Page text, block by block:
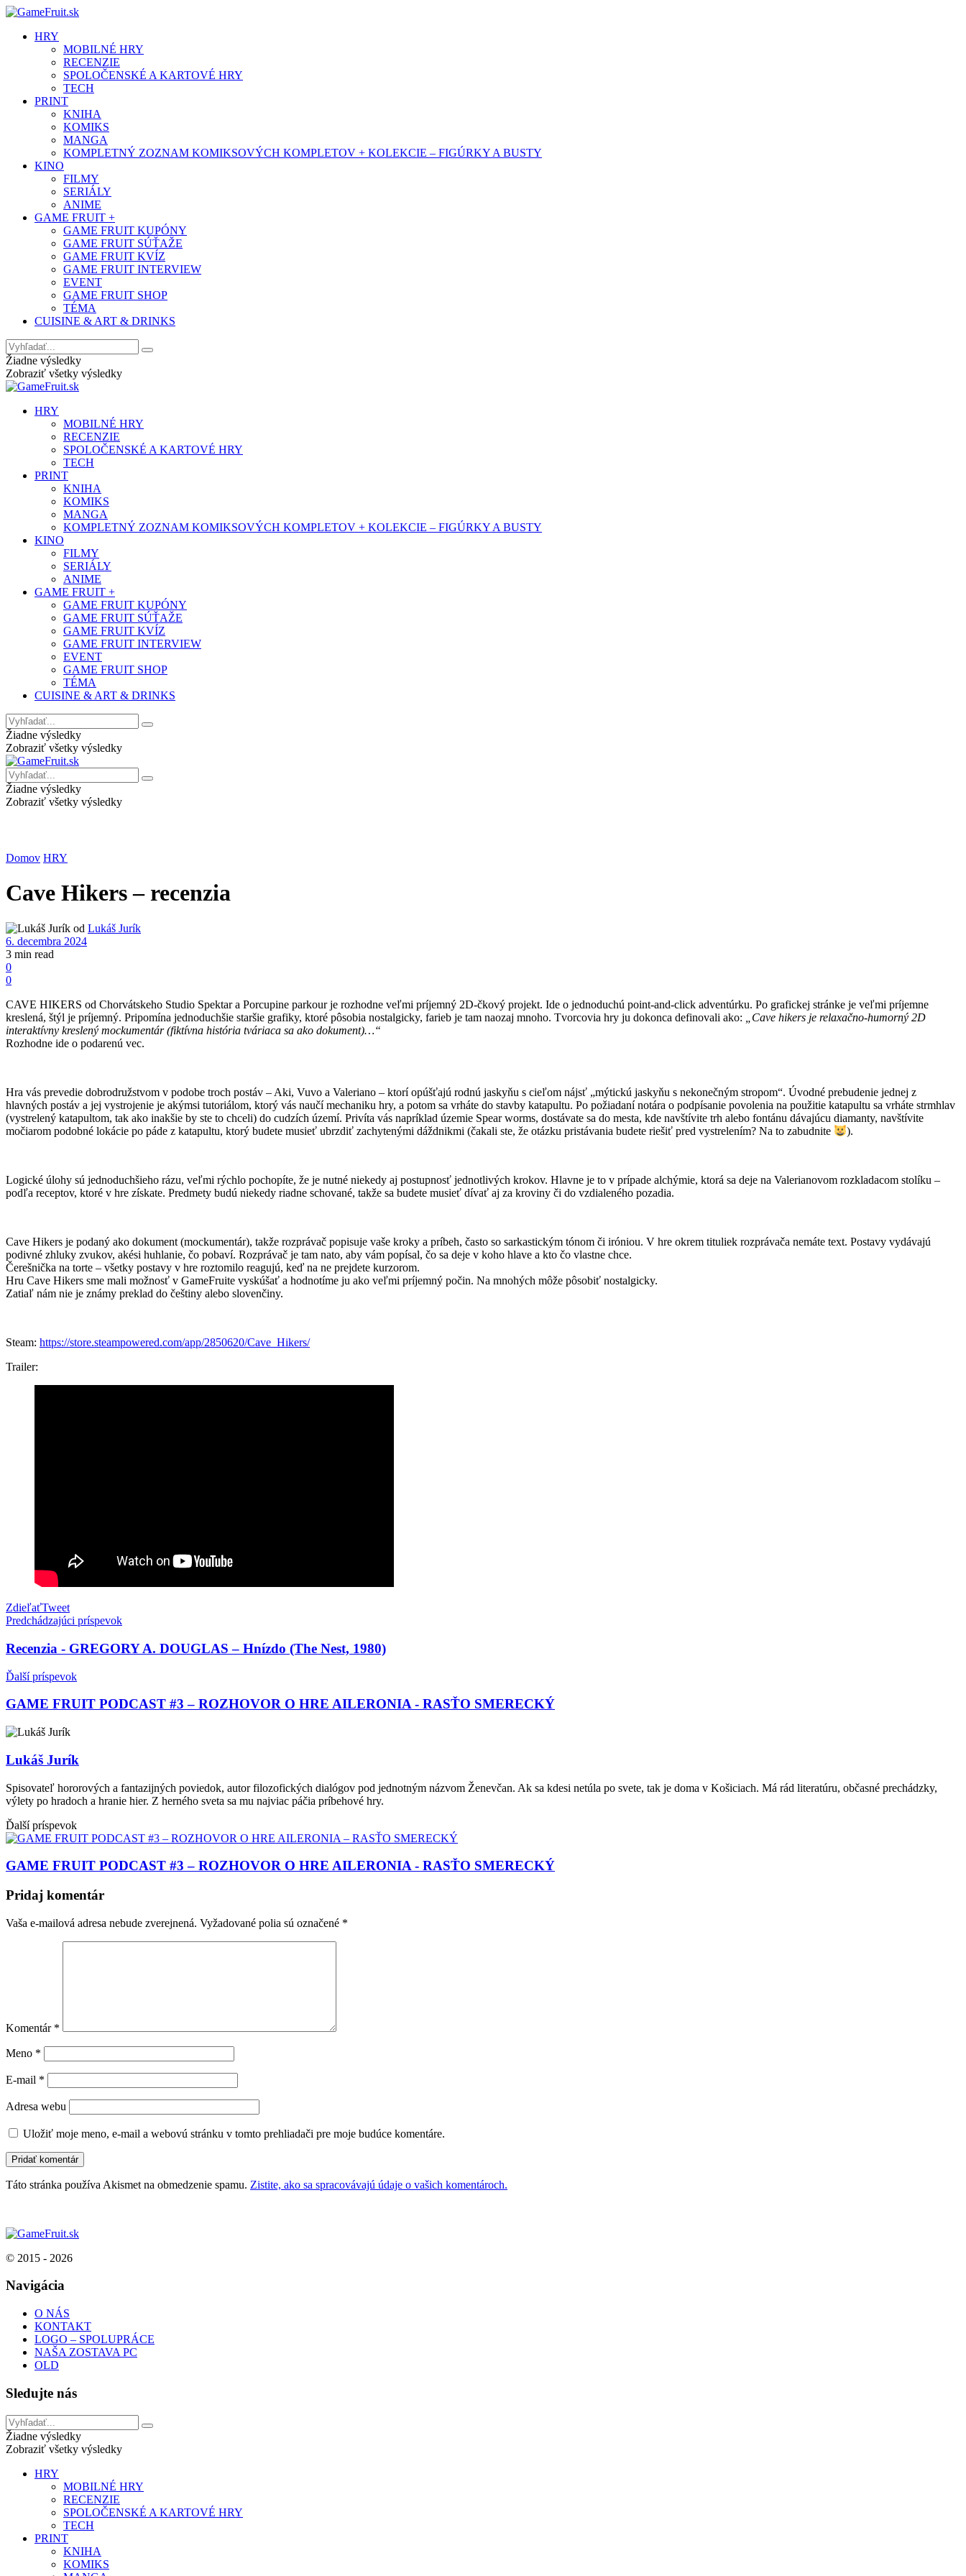
HRY
MOBILNÉ HRY
RECENZIE
SPOLOČENSKÉ A KARTOVÉ HRY
TECH
PRINT
KNIHA
KOMIKS
MANGA
KOMPLETNÝ ZOZNAM KOMIKSOVÝCH KOMPLETOV + KOLEKCIE – FIGÚRKY A BUSTY
KINO
FILMY
SERIÁLY
ANIME
GAME FRUIT +
GAME FRUIT KUPÓNY
GAME FRUIT SÚŤAŽE
GAME FRUIT KVÍZ
GAME FRUIT INTERVIEW
EVENT
GAME FRUIT SHOP
TÉMA
CUISINE & ART & DRINKS
Žiadne výsledky
Zobraziť všetky výsledky
HRY
MOBILNÉ HRY
RECENZIE
SPOLOČENSKÉ A KARTOVÉ HRY
TECH
PRINT
KNIHA
KOMIKS
MANGA
KOMPLETNÝ ZOZNAM KOMIKSOVÝCH KOMPLETOV + KOLEKCIE – FIGÚRKY A BUSTY
KINO
FILMY
SERIÁLY
ANIME
GAME FRUIT +
GAME FRUIT KUPÓNY
GAME FRUIT SÚŤAŽE
GAME FRUIT KVÍZ
GAME FRUIT INTERVIEW
EVENT
GAME FRUIT SHOP
TÉMA
CUISINE & ART & DRINKS
Žiadne výsledky
Zobraziť všetky výsledky
Žiadne výsledky
Zobraziť všetky výsledky
Domov HRY
Cave Hikers – recenzia
od Lukáš Jurík
6. decembra 2024
3 min read
0
0
CAVE HIKERS od Chorvátskeho Studio Spektar a Porcupine parkour je rozhodne veľmi príjemný 2D-čkový projekt. Ide o jednoduchú point-and-click adventúrku. Po grafickej stránke je veľmi príjemne
kreslená, štýl je príjemný. Pripomína jednoduchšie staršie grafiky, ktoré pôsobia nostalgicky, farieb je tam naozaj mnoho. Tvorcovia hry ju dokonca definovali ako:
„Cave hikers je relaxačno-humorný 2D
interaktívny kreslený mockumentár (fiktívna história tváriaca sa ako dokument)…“
Rozhodne ide o podarenú vec.
Hra vás prevedie dobrodružstvom v podobe troch postáv – Aki, Vuvo a Valeriano – ktorí opúšťajú rodnú jaskyňu s cieľom nájsť „mýtickú jaskyňu s nekonečným stropom“. Úvodné prebudenie jednej z
hlavných postáv a jej vystrojenie je akýmsi tutoriálom, ktorý vás naučí mechaniku hry, a potom sa vrháte do stavby katapultu. Po požiadaní notára o podpísanie povolenia na použitie katapultu sa vrháte strmhlav
(vystrelený katapultom, tak ako inakšie by ste to chceli) do cudzích území. Privíta vás napríklad územie Spear worms, dostávate sa do mesta, kde navštívite trh alebo fontánu dávajúcu diamanty, navštívite
močiarom podobné lokácie po páde z katapultu, ktorý budete musieť ubrzdiť zachytenými dáždnikmi (čakali ste, že otázku pristávania budete riešiť pred vystrelením? Na to zabudnite
).
Logické úlohy sú jednoduchšieho rázu, veľmi rýchlo pochopíte, že je nutné niekedy aj postupnosť jednotlivých krokov. Hlavne je to v prípade alchýmie, ktorá sa deje na Valerianovom rozkladacom stolíku –
podľa receptov, ktoré v hre získate. Predmety budú niekedy riadne schované, takže sa budete musieť dívať aj za kroviny či do vzdialeného pozadia.
Cave Hikers je podaný ako dokument (mockumentár), takže rozprávač popisuje vaše kroky a príbeh, často so sarkastickým tónom či iróniou. V hre okrem tituliek rozprávača nemáte text. Postavy vydávajú
podivné zhluky zvukov, akési huhlanie, čo pobaví. Rozprávač je tam nato, aby vám popísal, čo sa deje v koho hlave a kto čo vlastne chce.
Čerešnička na torte – všetky postavy v hre roztomilo reagujú, keď na ne prejdete kurzorom.
Hru Cave Hikers sme mali možnosť v GameFruite vyskúšať a hodnotíme ju ako veľmi príjemný počin. Na mnohých môže pôsobiť nostalgicky.
Zatiaľ nám nie je známy preklad do češtiny alebo slovenčiny.
Steam: https://store.steampowered.com/app/2850620/Cave_Hikers/
Trailer:
ZdieľaťTweet
Predchádzajúci príspevok
Recenzia - GREGORY A. DOUGLAS – Hnízdo (The Nest, 1980)
Ďalší príspevok
GAME FRUIT PODCAST #3 – ROZHOVOR O HRE AILERONIA - RASŤO SMERECKÝ
Lukáš Jurík
Spisovateľ hororových a fantazijných poviedok, autor filozofických dialógov pod jednotným názvom Ženevčan. Ak sa kdesi netúla po svete, tak je doma v Košiciach. Má rád literatúru, občasné prechádzky,
výlety po hradoch a hranie hier. Z herného sveta sa mu najviac páčia príbehové hry.
Ďalší príspevok
GAME FRUIT PODCAST #3 – ROZHOVOR O HRE AILERONIA - RASŤO SMERECKÝ
Pridaj komentár
Vaša e-mailová adresa nebude zverejnená. Vyžadované polia sú označené *
Komentár *
Meno *
E-mail *
Adresa webu
Uložiť moje meno, e-mail a webovú stránku v tomto prehliadači pre moje budúce komentáre.
Táto stránka používa Akismet na obmedzenie spamu. Zistite, ako sa spracovávajú údaje o vašich komentároch.
© 2015 - 2026
Navigácia
O NÁS
KONTAKT
LOGO – SPOLUPRÁCE
NAŠA ZOSTAVA PC
OLD
Sledujte nás
Žiadne výsledky
Zobraziť všetky výsledky
HRY
MOBILNÉ HRY
RECENZIE
SPOLOČENSKÉ A KARTOVÉ HRY
TECH
PRINT
KNIHA
KOMIKS